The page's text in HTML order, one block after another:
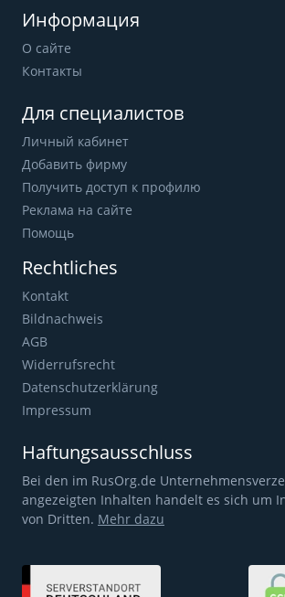
Информация
О сайте
Контакты
Для специалистов
Личный кабинет
Добавить фирму
Получить доступ к профилю
Реклама на сайте
Помощь
Rechtliches
Kontakt
Bildnachweis
AGB
Widerrufsrecht
Datenschutzerklärung
Impressum
Haftungsausschluss
Bei den im RusOrg.de
angezeigten Inhalten handelt es sich um
von Dritten. Mehr dazu